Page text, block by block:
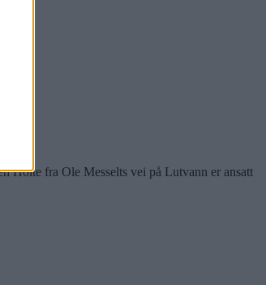
Holte fra Ole Messelts vei på Lutvann er ansatt